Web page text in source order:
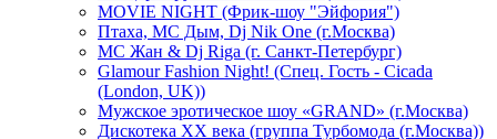
MOVIE NIGHT (Фрик-шоу "Эйфория")
Птаха, МС Дым, Dj Nik One (г.Москва)
МС Жан & Dj Riga (г. Санкт-Петербург)
Glamour Fashion Night! (Спец. Гость - Cicada
(London, UK))
Мужское эротическое шоу «GRAND» (г.Москва)
Дискотека XX века (группа Турбомода (г.Москва))